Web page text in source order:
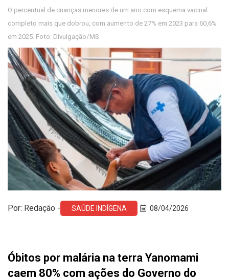
O percentual de crianças menores de um ano com esquema vacinal
completo mais que dobrou, com aumento de 27% em 2023 para 60,6%
em 2025. Foto: Divulgação/MS
Por: Redação - SAÚDE INDÍGENA 08/04/2026
Óbitos por malária na terra Yanomami
caem 80% com ações do Governo do